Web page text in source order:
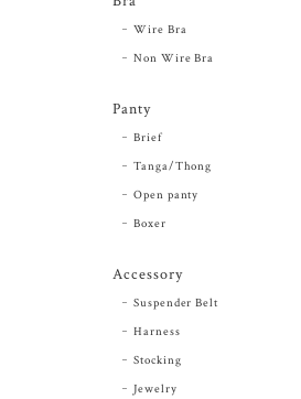
Wire Bra
Non Wire Bra
Panty
Brief
Tanga/Thong
Open panty
Boxer
Accessory
Suspender Belt
Harness
Stocking
Jewelry